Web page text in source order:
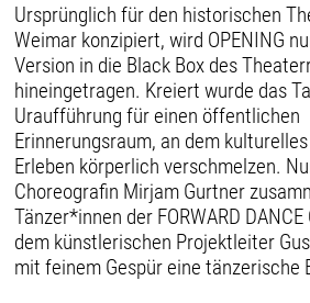
Ursprünglich für den historischen
Weimar konzipiert, wird OPENING
Version in die Black Box des
hineingetragen. Kreiert wurde das
Uraufführung für einen öffentlichen
Erinnerungsraum, an dem
Erleben körperlich verschmelzen.
Choreografin Mirjam Gurtner
Tänzer*innen der FORWARD DANCE
dem künstlerischen Projektleiter
mit feinem Gespür eine tänzerische